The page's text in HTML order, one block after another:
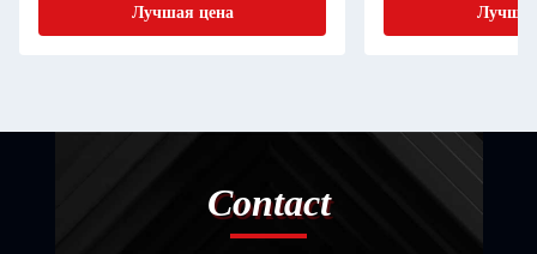
Лучшая цена
Contact